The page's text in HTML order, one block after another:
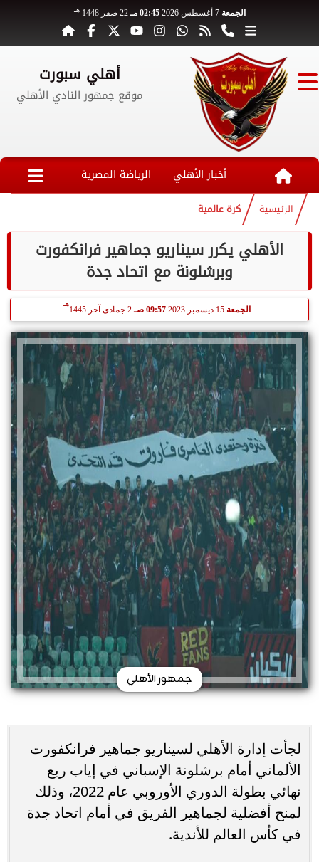
الجمعة 7 أغسطس 2026 02:45 مـ 22 صفر 1448 هـ
أهلي سبورت
موقع جمهور النادي الأهلي
أخبار الأهلي الرياضة المصرية
الرئيسية كرة عالمية
الأهلي يكرر سيناريو جماهير فرانكفورت
وبرشلونة مع اتحاد جدة
الجمعة 15 ديسمبر 2023 09:57 صـ 2 جمادى آخر 1445
هـ
جمهور الأهلي
لجأت إدارة الأهلي لسيناريو جماهير فرانكفورت
الألماني أمام برشلونة الإسباني في إياب ربع
نهائي بطولة الدوري الأوروبي عام 2022، وذلك
لمنح أفضلية لجماهير الفريق في أمام اتحاد جدة
في كأس العالم للأندية.